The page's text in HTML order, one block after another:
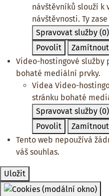
návštěvníků slouží
návštěvnosti. Ty
Spravovat služby (0)
Povolit
Zamítnout
Video-hostingové
bohaté mediální prvky.
Videa Video-
stránku bohaté
Spravovat služby (0)
Povolit
Zamítnout
Tento web nepoužívá
váš souhlas.
Uložit